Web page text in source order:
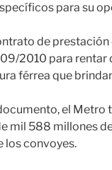
para su
de
2010 para
férrea que
el Metro
mil 588 millones
los convoyes.